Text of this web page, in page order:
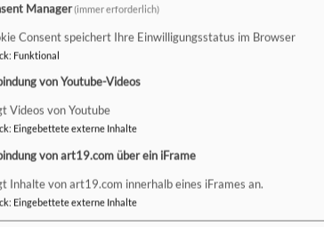
KIRCHENGEMEINDEN IM
Manager(immer erforderlich)
Consent speichert Ihre Einwilligungsstatus im Browser
: Funktional
von Youtube-Videos
Videos von Youtube
: Eingebettete externe Inhalte
von art19.com über ein iFrame
Inhalte von art19.com innerhalb eines iFrames an.
: Eingebettete externe Inhalte